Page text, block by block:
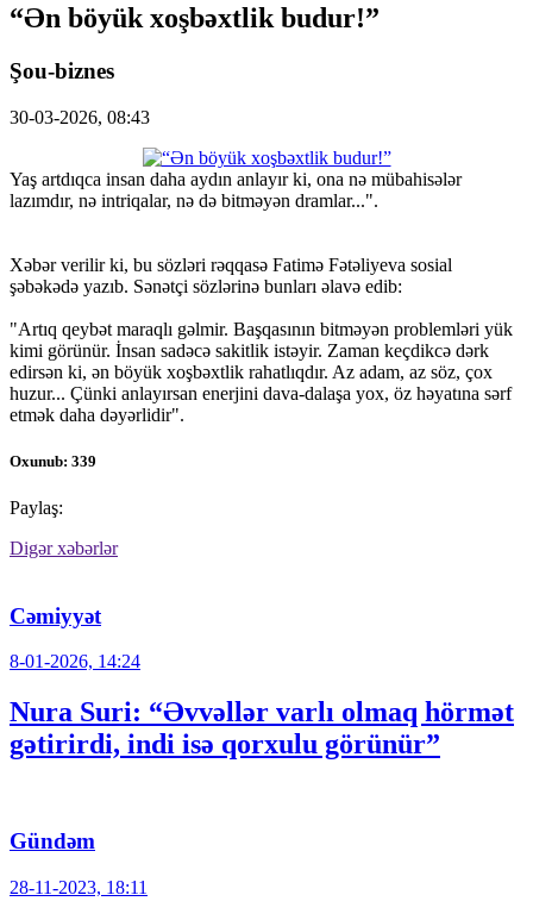
“Ən böyük xoşbəxtlik budur!”
Şou-biznes
30-03-2026, 08:43
Yaş artdıqca insan daha aydın anlayır ki, ona nə mübahisələr
lazımdır, nə intriqalar, nə də bitməyən dramlar...".
Xəbər verilir ki, bu sözləri rəqqasə Fatimə Fətəliyeva sosial
şəbəkədə yazıb. Sənətçi sözlərinə bunları əlavə edib:
"Artıq qeybət maraqlı gəlmir. Başqasının bitməyən problemləri yük
kimi görünür. İnsan sadəcə sakitlik istəyir. Zaman keçdikcə dərk
edirsən ki, ən böyük xoşbəxtlik rahatlıqdır. Az adam, az söz, çox
huzur... Çünki anlayırsan enerjini dava-dalaşa yox, öz həyatına sərf
etmək daha dəyərlidir".
Oxunub: 339
Paylaş:
Digər xəbərlər
Cəmiyyət
8-01-2026, 14:24
Nura Suri: “Əvvəllər varlı olmaq hörmət
gətirirdi, indi isə qorxulu görünür”
Gündəm
28-11-2023, 18:11